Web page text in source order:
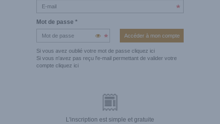
Mot de passe *
Si vous avez oublié votre mot de passe cliquez ici
Si vous n'avez pas reçu l'e-mail permettant de valider votre
compte cliquez ici
L'inscription est simple et gratuite